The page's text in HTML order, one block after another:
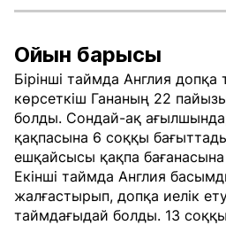
Ойын барысы
Бірінші таймда Англия допқа
көрсеткіш Гананың 22
болды. Сондай-ақ
қақпасына 6 соққы
ешқайсысы қақпа
Екінші таймда Англия
жалғастырып, допқа иелік
таймдағыдай болды. 13